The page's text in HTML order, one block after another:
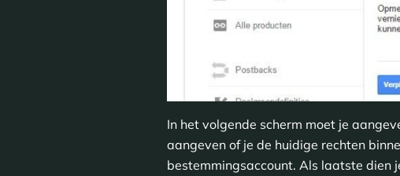
In het volgende scherm moet je
aangeven of je de huidige rechten
bestemmingsaccount. Als laatste dien